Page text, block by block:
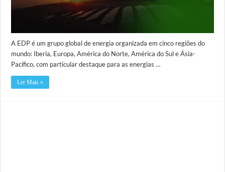
A EDP é um grupo global de energia organizada em cinco regiões do
mundo: Iberia, Europa, América do Norte, América do Sul e Ásia-
Pacífico, com particular destaque para as energias …
Ler Mais »